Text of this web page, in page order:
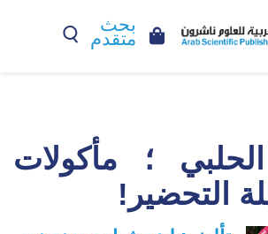
بحث
متقدم
؛ مأكولات
التحضير!